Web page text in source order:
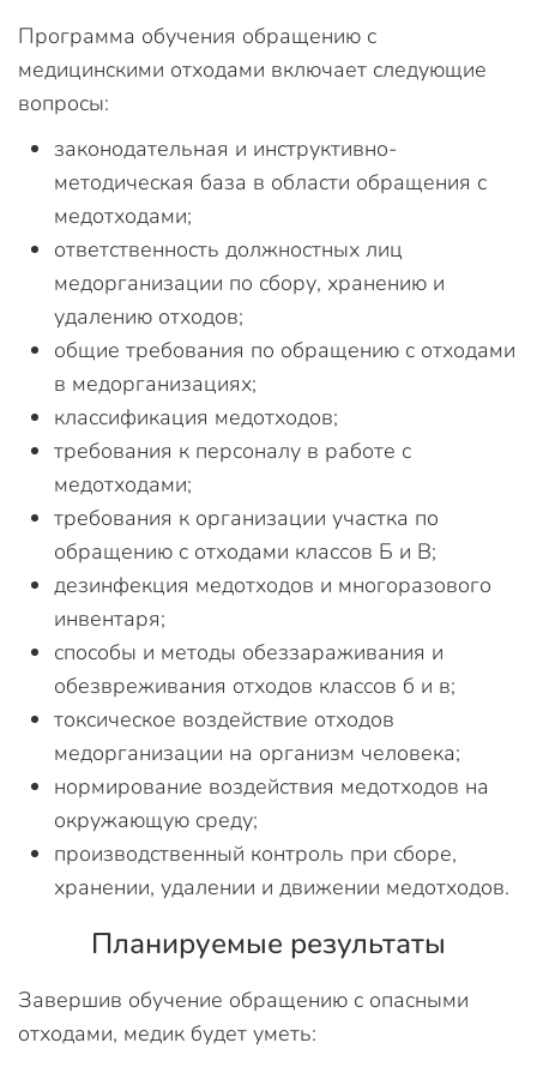
Программа обучения обращению с
медицинскими отходами включает следующие
вопросы:
законодательная и инструктивно-
методическая база в области обращения с
медотходами;
ответственность должностных лиц
медорганизации по сбору, хранению и
удалению отходов;
общие требования по обращению с отходами
в медорганизациях;
классификация медотходов;
требования к персоналу в работе с
медотходами;
требования к организации участка по
обращению с отходами классов Б и В;
дезинфекция медотходов и многоразового
инвентаря;
способы и методы обеззараживания и
обезвреживания отходов классов б и в;
токсическое воздействие отходов
медорганизации на организм человека;
нормирование воздействия медотходов на
окружающую среду;
производственный контроль при сборе,
хранении, удалении и движении медотходов.
Планируемые результаты
Завершив обучение обращению с опасными
отходами, медик будет уметь: